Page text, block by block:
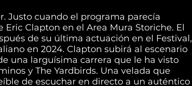
Justo cuando el programa parecía
Clapton en el Area Mura Storiche. El
de su última actuación en el Festival,
en 2024. Clapton subirá al escenario
una larguísima carrera que le ha visto
y The Yardbirds. Una velada que
de escuchar en directo a un auténtico